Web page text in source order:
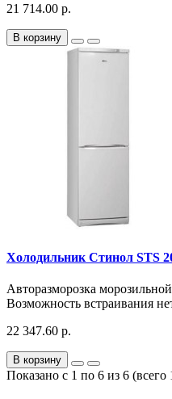
21 714.00 р.
В корзину
Холодильник Стинол STS
Авторазморозка
Возможность встраивания
22 347.60 р.
В корзину
Показано с 1 по 6 из 6 (всего